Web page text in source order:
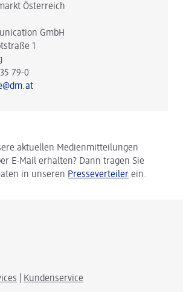
Österreich
GmbH
1
79-0
aktuellen Medienmitteilungen
E-Mail erhalten? Dann tragen Sie
in unseren Presseverteiler ein.
Kundenservice